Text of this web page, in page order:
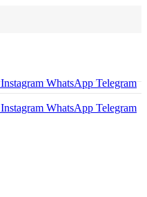
Instagram WhatsApp Telegram
Instagram WhatsApp Telegram